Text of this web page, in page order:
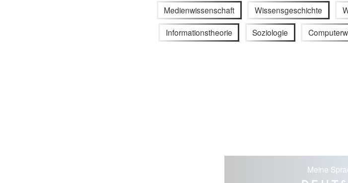
Medienwissenschaft Wissensgeschichte
Informationstheorie Soziologie
Meine